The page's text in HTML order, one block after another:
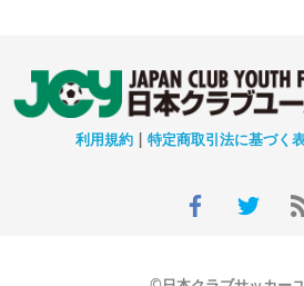
利用規約 | 特定商取引法に基づく